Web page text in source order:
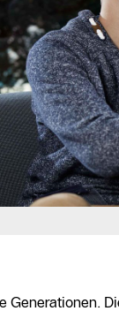
Generationen.